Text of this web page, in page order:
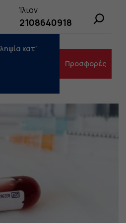
Ίλιον
2108640918
κατ’
Προσφορές